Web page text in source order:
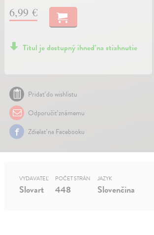
6,99 €
Titul je dostupný ihneď na stiahnutie
Pridať do wishlistu
Odporučiť známemu
Zdielať na Facebooku
VYDAVATEĽ
Slovart
POČET STRÁN
448
JAZYK
Slovenčina